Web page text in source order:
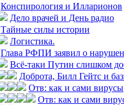
Конспирология и Илларионов
Дело врачей и День радио
Тайные силы истории
Логистика.
Глава РФПИ заявил о
Всё-таки Путин слишком
Доброта, Билл Гейтс и
Отв: как и сами вирусы
Отв: как и сами